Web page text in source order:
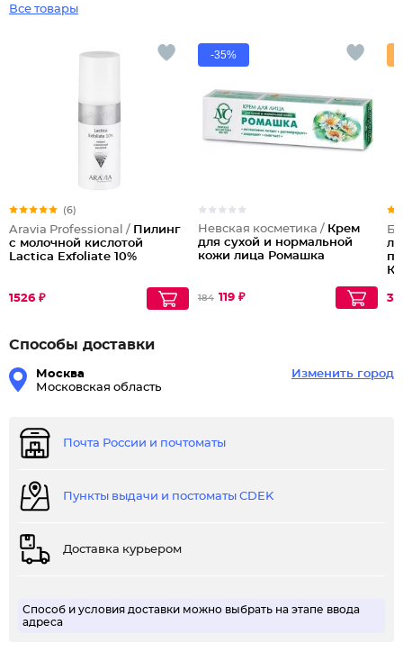
Все товары
(6)
Aravia Professional / Пилинг
с молочной кислотой
Lactica Exfoliate 10%
1526 ₽
-35%
Невская косметика / Крем
для сухой и нормальной
кожи лица Ромашка
184 119 ₽
Способы доставки
Москва
Московская область
Изменить город
Почта России и почтоматы
Пункты выдачи и постоматы CDEK
Доставка курьером
Способ и условия доставки можно выбрать на этапе ввода
адреса